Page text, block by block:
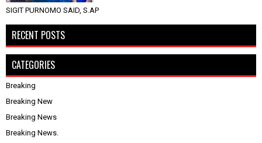
SIGIT PURNOMO SAID, S.AP
RECENT POSTS
CATEGORIES
Breaking
Breaking New
Breaking News
Breaking News.